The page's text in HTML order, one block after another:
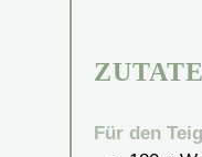
Für den